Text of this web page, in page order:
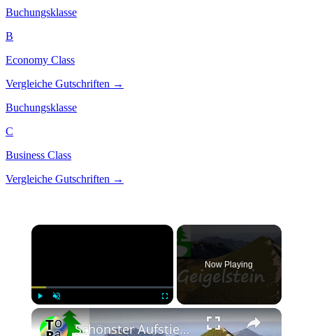
Buchungsklasse
B
Economy Class
Vergleiche Gutschriften →
Buchungsklasse
C
Business Class
Vergleiche Gutschriften →
Play Unmute Fullscreen
Now Playing
Schönster Aufstieg auf Geigelstein